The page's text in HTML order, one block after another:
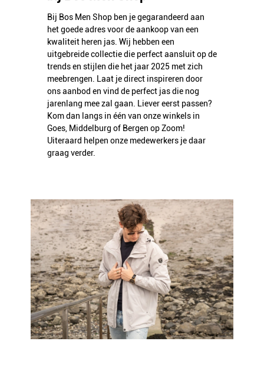
Bij Bos Men Shop ben je gegarandeerd aan
het goede adres voor de aankoop van een
kwaliteit heren jas. Wij hebben een
uitgebreide collectie die perfect aansluit op de
trends en stijlen die het jaar 2025 met zich
meebrengen. Laat je direct inspireren door
ons aanbod en vind de perfect jas die nog
jarenlang mee zal gaan. Liever eerst passen?
Kom dan langs in één van onze winkels in
Goes, Middelburg of Bergen op Zoom!
Uiteraard helpen onze medewerkers je daar
graag verder.